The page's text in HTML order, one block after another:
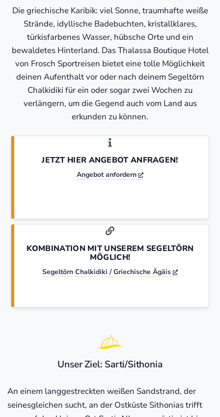
Die griechische Karibik: viel Sonne, traumhafte weiße
Strände, idyllische Badebuchten, kristallklares,
türkisfarbenes Wasser, hübsche Orte und ein
bewaldetes Hinterland. Das Thalassa Boutique Hotel
von Frosch Sportreisen bietet eine tolle Möglichkeit
deinen Aufenthalt vor oder nach deinem Segeltörn
Chalkidiki für ein oder sogar zwei Wochen zu
verlängern, um die Gegend auch vom Land aus
erkunden zu können.
JETZT HIER ANGEBOT ANFRAGEN!
Angebot anfordern
KOMBINATION MIT UNSEREM SEGELTÖRN
MÖGLICH!
Segeltörn Chalkidiki / Griechische Ägäis
Unser Ziel: Sarti/Sithonia
An einem langgestreckten weißen Sandstrand, der
seinesgleichen sucht, an der Ostküste Sithonias trifft